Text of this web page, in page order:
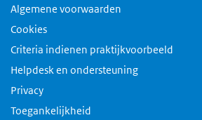
Algemene voorwaarden
Cookies
Criteria indienen praktijkvoorbeeld
Helpdesk en ondersteuning
Privacy
Toegankelijkheid